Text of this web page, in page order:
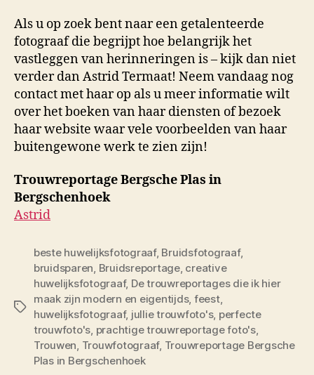
Als u op zoek bent naar een getalenteerde
fotograaf die begrijpt hoe belangrijk het
vastleggen van herinneringen is – kijk dan niet
verder dan Astrid Termaat! Neem vandaag nog
contact met haar op als u meer informatie wilt
over het boeken van haar diensten of bezoek
haar website waar vele voorbeelden van haar
buitengewone werk te zien zijn!
Trouwreportage Bergsche Plas in
Bergschenhoek
Astrid
Tags
beste huwelijksfotograaf, Bruidsfotograaf,
bruidsparen, Bruidsreportage, creative
huwelijksfotograaf, De trouwreportages die ik hier
maak zijn modern en eigentijds, feest,
huwelijksfotograaf, jullie trouwfoto's, perfecte
trouwfoto's, prachtige trouwreportage foto's,
Trouwen, Trouwfotograaf, Trouwreportage Bergsche
Plas in Bergschenhoek